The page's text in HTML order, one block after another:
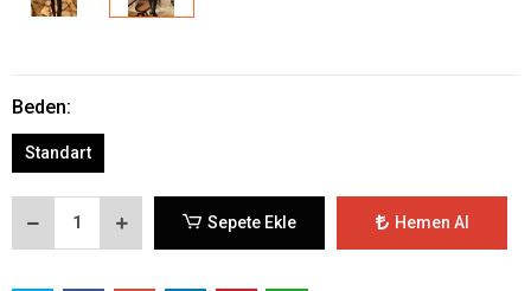
Beden:
Standart
Sepete Ekle Hemen Al